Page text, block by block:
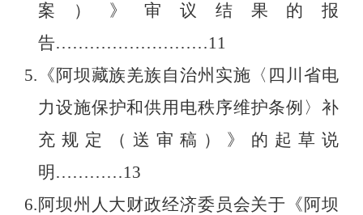
案）》审议结果的报
告………………………11
5. 《阿坝藏族羌族自治州实施〈四川省电
力设施保护和供用电秩序维护条例〉补
充规定（ 送 审稿）》的起草说
明 …………13
6.阿坝州人大财政经济委员会关于《阿坝